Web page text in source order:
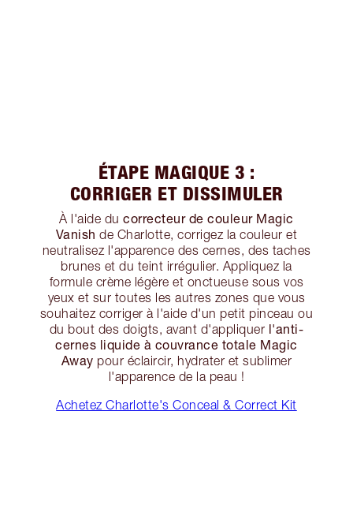
ÉTAPE MAGIQUE 3 :
CORRIGER ET DISSIMULER
À l'aide ducorrecteur de couleur Magic
Vanish de Charlotte, corrigez la couleur et
neutralisez l'apparence des cernes, des taches
brunes et du teint irrégulier. Appliquez la
formule crème légère et onctueuse sous vos
yeux et sur toutes les autres zones que vous
souhaitez corriger à l'aide d'un petit pinceau ou
du bout des doigts, avant d'appliquer l'anti-
cernes liquide à couvrance totale Magic
Away pour éclaircir, hydrater et sublimer
l'apparence de la peau !
Achetez Charlotte's Conceal & Correct Kit